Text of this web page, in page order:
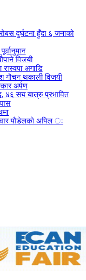
दुर्घटना हुँदा ६ जनाको
विजयी
रास्वपा अगाडि
गौचन थकाली विजयी
अर्पण
४६ सय यात्रु प्रभावित
पौडेलको अपिल ः